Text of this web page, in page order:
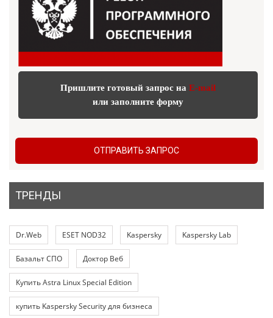
Пришлите готовый запрос на E-mail
или заполните форму
ОТПРАВИТЬ ЗАПРОС
ТРЕНДЫ
Dr.Web ESET NOD32 Kaspersky Kaspersky Lab
Базальт СПО Доктор Веб
Купить Astra Linux Special Edition
купить Kaspersky Security для бизнеса